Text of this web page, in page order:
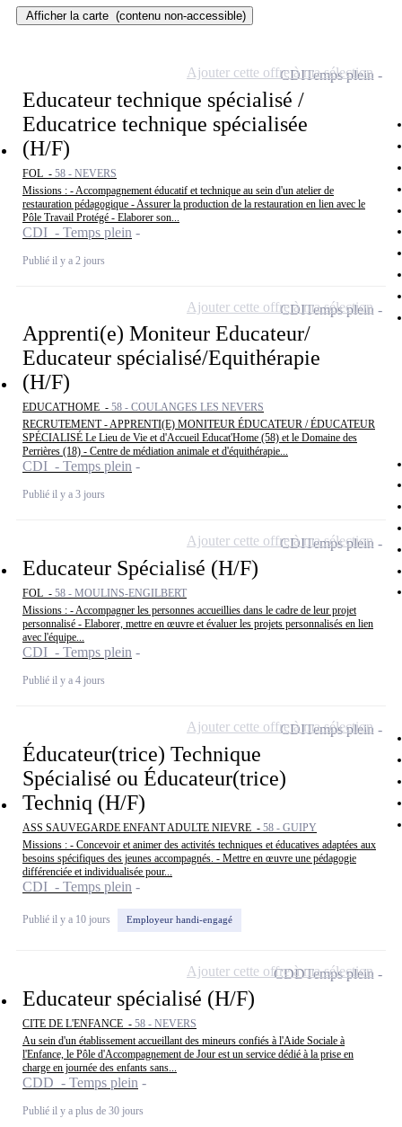
Afficher la carte (contenu non-accessible)
Educateur technique spécialisé /
Educatrice technique spécialisée
(H/F)
FOL - 58 - NEVERS
Missions : - Accompagnement éducatif et technique au sein d'un atelier de
restauration pédagogique - Assurer la production de la restauration en lien avec le
Pôle Travail Protégé - Elaborer son...
CDI - Temps plein
Publié il y a 2 jours
CDITemps plein
Ajouter cette offre à ma sélection
Apprenti(e) Moniteur Educateur/
Educateur spécialisé/Equithérapie
(H/F)
EDUCAT'HOME - 58 - COULANGES LES NEVERS
RECRUTEMENT - APPRENTI(E) MONITEUR ÉDUCATEUR / ÉDUCATEUR
SPÉCIALISÉ Le Lieu de Vie et d'Accueil Educat'Home (58) et le Domaine des
Perrières (18) - Centre de médiation animale et d'équithérapie...
CDI - Temps plein
Publié il y a 3 jours
CDITemps plein
Ajouter cette offre à ma sélection
Educateur Spécialisé (H/F)
FOL - 58 - MOULINS-ENGILBERT
Missions : - Accompagner les personnes accueillies dans le cadre de leur projet
personnalisé - Elaborer, mettre en œuvre et évaluer les projets personnalisés en lien
avec l'équipe...
CDI - Temps plein
Publié il y a 4 jours
CDITemps plein
Ajouter cette offre à ma sélection
Éducateur(trice) Technique
Spécialisé ou Éducateur(trice)
Techniq (H/F)
ASS SAUVEGARDE ENFANT ADULTE NIEVRE - 58 - GUIPY
Missions : - Concevoir et animer des activités techniques et éducatives adaptées aux
besoins spécifiques des jeunes accompagnés. - Mettre en œuvre une pédagogie
différenciée et individualisée pour...
CDI - Temps plein
Publié il y a 10 jours Employeur handi-engagé
CDITemps plein
Ajouter cette offre à ma sélection
Educateur spécialisé (H/F)
CITE DE L'ENFANCE - 58 - NEVERS
Au sein d'un établissement accueillant des mineurs confiés à l'Aide Sociale à
l'Enfance, le Pôle d'Accompagnement de Jour est un service dédié à la prise en
charge en journée des enfants sans...
CDD - Temps plein
Publié il y a plus de 30 jours
CDDTemps plein
Ajouter cette offre à ma sélection